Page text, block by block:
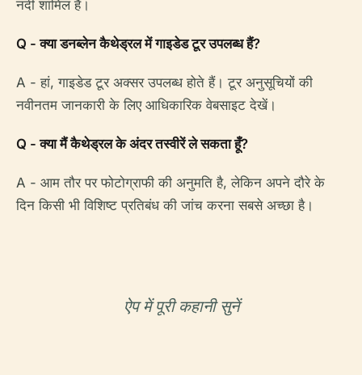
नदी शामिल हैं।
Q - क्या डनब्लेन कैथेड्रल में गाइडेड टूर उपलब्ध हैं?
A - हां, गाइडेड टूर अक्सर उपलब्ध होते हैं। टूर अनुसूचियों की
नवीनतम जानकारी के लिए आधिकारिक वेबसाइट देखें।
Q - क्या मैं कैथेड्रल के अंदर तस्वीरें ले सकता हूँ?
A - आम तौर पर फोटोग्राफी की अनुमति है, लेकिन अपने दौरे के
दिन किसी भी विशिष्ट प्रतिबंध की जांच करना सबसे अच्छा है।
ऐप में पूरी कहानी सुनें